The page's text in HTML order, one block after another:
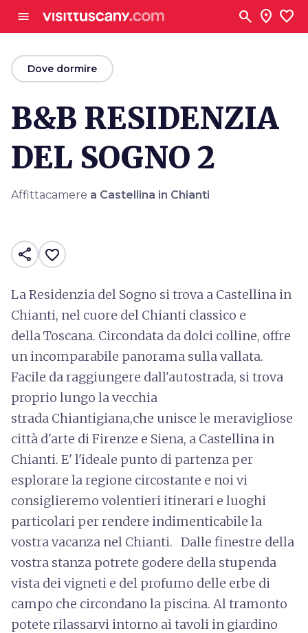
menu search location_on favorite
arrow_backDove dormire
B&B RESIDENZIA
DEL SOGNO 2
Affittacamere a Castellina in Chianti
share favorite_border
La Residenzia del Sogno si trova a Castellina in
Chianti, nel cuore del Chianti classico e
della Toscana. Circondata da dolci colline, offre
un incomparabile panorama sulla vallata.
Facile da raggiungere dall'autostrada, si trova
proprio lungo la vecchia
strada Chiantigiana,che unisce le meravigliose
città d'arte di Firenze e Siena, a Castellina in
Chianti. E' l'ideale punto di partenza per
esplorare la regione circostante e noi vi
consiglieremo volentieri itinerari e luoghi
particolari per rendere indimenticabile la
vostra vacanza nel Chianti. Dalle finestre della
vostra stanza potrete godere della stupenda
vista dei vigneti e del profumo delle erbe di
campo che circondano la piscina. Al tramonto
potete rilassarvi intorno ai tavoli in giardino